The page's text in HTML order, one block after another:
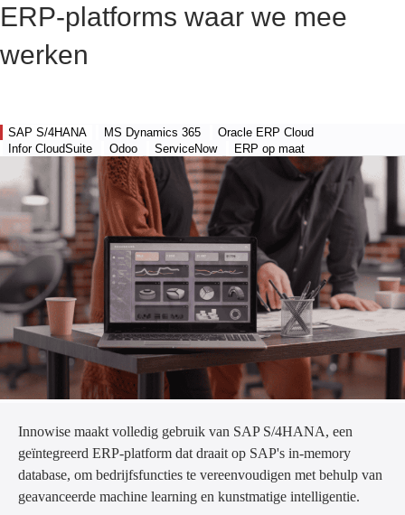
ERP-platforms waar we mee
werken
SAP S/4HANA MS Dynamics 365
Oracle ERP Cloud
Infor CloudSuite
Odoo ServiceNow ERP op maat
Innowise maakt volledig gebruik van SAP S/4HANA, een
geïntegreerd ERP-platform dat draait op SAP's in-memory
database, om bedrijfsfuncties te vereenvoudigen met behulp van
geavanceerde machine learning en kunstmatige intelligentie.